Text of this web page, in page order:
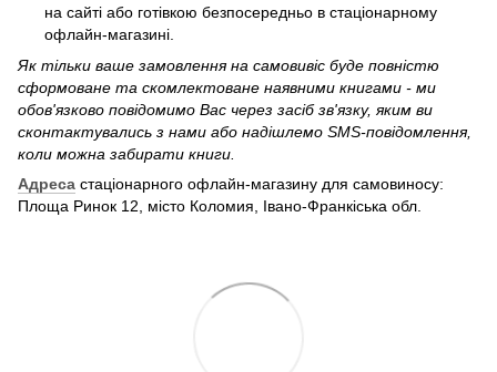
на сайті або готівкою безпосередньо в стаціонарному
офлайн-магазині.
Як тільки ваше замовлення на самовивіс буде повністю
сформоване та скомлектоване наявними книгами - ми
обов'язково повідомимо Вас через засіб зв'язку, яким ви
сконтактувались з нами або надішлемо SMS-повідомлення,
коли можна забирати книги.
Адреса стаціонарного офлайн-магазину для самовиносу:
Площа Ринок 12, місто Коломия, Івано-Франкіська обл.